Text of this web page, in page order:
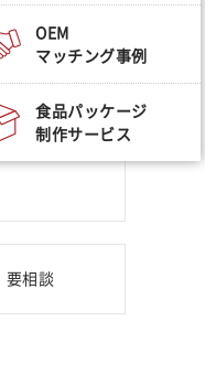
、その他粉末
。
要相談
OEM
マッチング事例
食品パッケージ
制作サービス